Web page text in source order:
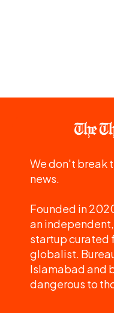
We don't break
news.
Founded in
an
startup curated
globalist.
Islamabad and
dangerous to